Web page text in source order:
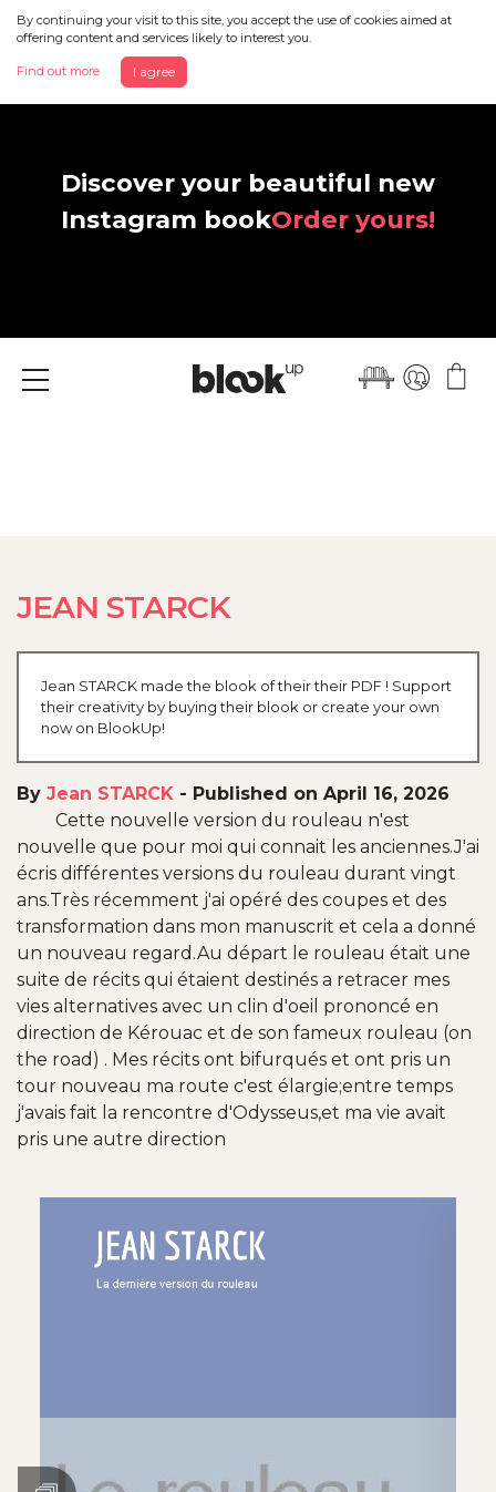
By continuing your visit to this site, you accept the use of cookies aimed at
offering content and services likely to interest you.
Find out more I agree
Discover your beautiful new
Instagram bookOrder yours!
Menu
JEAN STARCK
Jean STARCK made the blook of their their PDF ! Support
their creativity by buying their blook or create your own
now on BlookUp!
By Jean STARCK - Published on April 16, 2026
Cette nouvelle version du rouleau n'est
nouvelle que pour moi qui connait les anciennes.J'ai
écris différentes versions du rouleau durant vingt
ans.Très récemment j'ai opéré des coupes et des
transformation dans mon manuscrit et cela a donné
un nouveau regard.Au départ le rouleau était une
suite de récits qui étaient destinés a retracer mes
vies alternatives avec un clin d'oeil prononcé en
direction de Kérouac et de son fameux rouleau (on
the road) . Mes récits ont bifurqués et ont pris un
tour nouveau ma route c'est élargie;entre temps
j'avais fait la rencontre d'Odysseus,et ma vie avait
pris une autre direction